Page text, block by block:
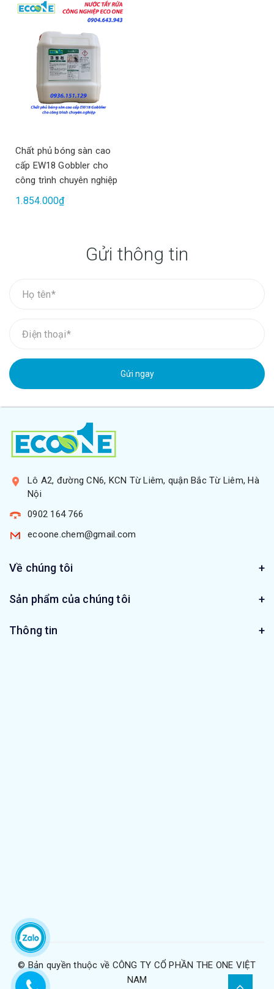
Chất phủ bóng sàn cao
cấp EW18 Gobbler cho
công trình chuyên nghiệp
1.854.000₫
Gửi thông tin
Gửi ngay
Lô A2, đường CN6, KCN Từ Liêm, quận Bắc Từ Liêm, Hà
Nội
0902 164 766
ecoone.chem@gmail.com
Về chúng tôi
Sản phẩm của chúng tôi
Thông tin
© Bản quyền thuộc về CÔNG TY CỔ PHẦN THE ONE VIỆT
NAM